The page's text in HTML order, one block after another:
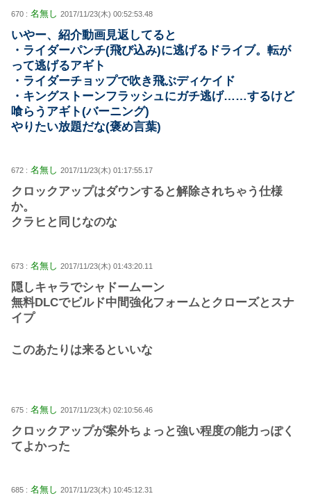
670 : 名無し 2017/11/23(木) 00:52:53.48
いやー、紹介動画見返してると
・ライダーパンチ(飛び込み)に逃げるドライブ。転が
って逃げるアギト
・ライダーチョップで吹き飛ぶディケイド
・キングストーンフラッシュにガチ逃げ……するけど
喰らうアギト(バーニング)
やりたい放題だな(褒め言葉)
672 : 名無し 2017/11/23(木) 01:17:55.17
クロックアップはダウンすると解除されちゃう仕様
か。
クラヒと同じなのな
673 : 名無し 2017/11/23(木) 01:43:20.11
隠しキャラでシャドームーン
無料DLCでビルド中間強化フォームとクローズとスナ
イプ
このあたりは来るといいな
675 : 名無し 2017/11/23(木) 02:10:56.46
クロックアップが案外ちょっと強い程度の能力っぽく
てよかった
685 : 名無し 2017/11/23(木) 10:45:12.31